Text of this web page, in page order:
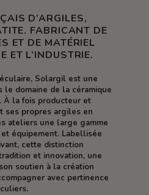
D’ARGILES,
FABRICANT DE
ET DE MATÉRIEL
ET L’INDUSTRIE.
Solargil est une
le domaine de la céramique
À la fois producteur et
ses propres argiles en
ateliers une large gamme
équipement. Labellisée
cette distinction
et innovation, une
soutien à la création
avec pertinence